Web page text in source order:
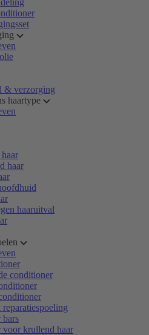
& verzorging
haartype
haar
haaruitval
conditioner
bars
voor krullend haar